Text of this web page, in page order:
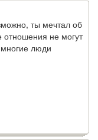
ты мечтал об
отношения не могут
люди